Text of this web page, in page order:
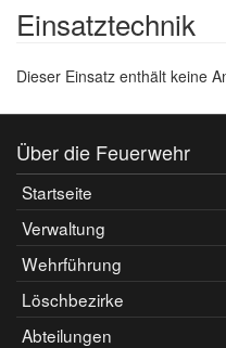
Einsatztechnik
Dieser Einsatz enthält keine
Über die Feuerwehr
Startseite
Verwaltung
Wehrführung
Löschbezirke
Abteilungen